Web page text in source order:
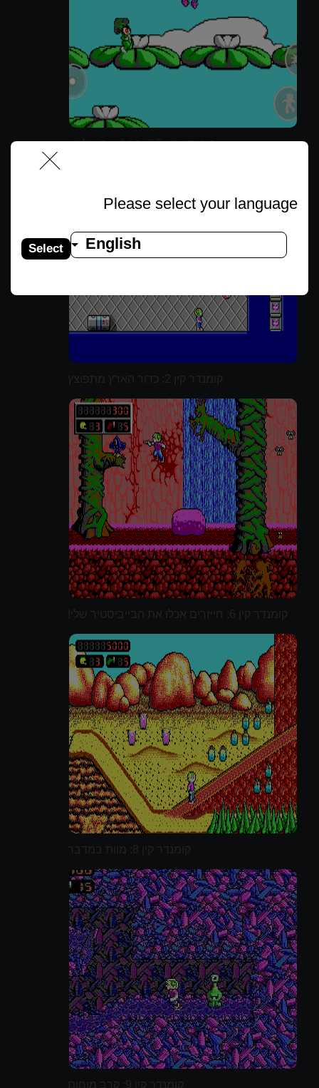
Please select your language
English
Select
קומנדר קין 3.5: החלומות של קין